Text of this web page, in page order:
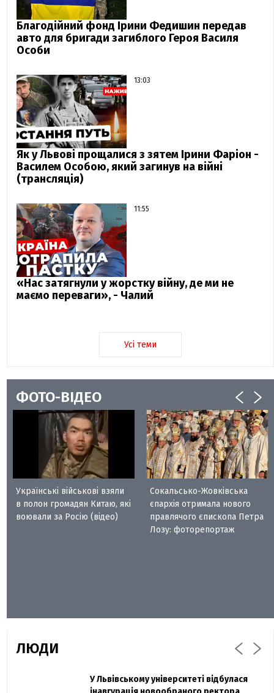
Благодійний фонд Ірини Федишин передав
авто для бригади загиблого Героя Василя
Особи
13:03
Як у Львові прощалися з зятем Ірини Фаріон -
Василем Особою, який загинув на війні
(трансляція)
11:55
«Нас затягнули у жорстку війну, де ми не
маємо переваги», - Чалий
Усі теми
ФОТО-ВІДЕО
Українські військові взяли
в полон громадян Китаю, які
воювали за Росію (відео)
Сокальсько-Жовківська
єпархія отримала нового
правлячого єпископа Петра
Лозу: фоторепортаж
ЛЮДИ
Павло Дак
Захисник "Азовсталі" Діанов вдруге
У Львівському університеті відбулася